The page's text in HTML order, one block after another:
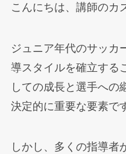
こんにちは、講師のカ
ジュニア年代のサッカ
導スタイルを確立する
しての成長と選手への
決定的に重要な要素で
しかし、多くの指導者